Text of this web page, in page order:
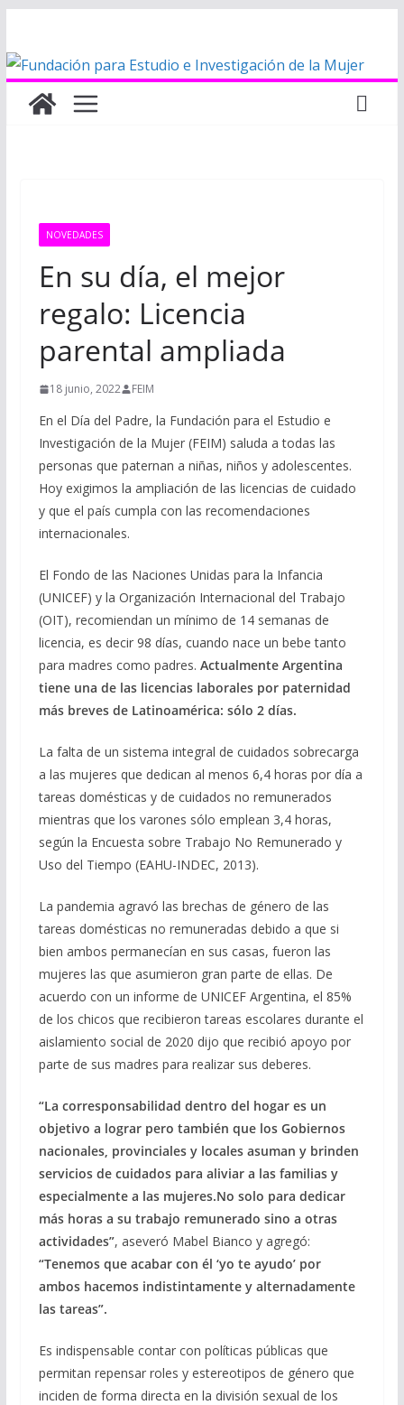
contenido
NOVEDADES
En su día, el mejor
regalo: Licencia
parental ampliada
18 junio, 2022 FEIM
En el Día del Padre, la Fundación para el Estudio e
Investigación de la Mujer (FEIM) saluda a todas las
personas que paternan a niñas, niños y adolescentes.
Hoy exigimos la ampliación de las licencias de cuidado
y que el país cumpla con las recomendaciones
internacionales.
El Fondo de las Naciones Unidas para la Infancia
(UNICEF) y la Organización Internacional del Trabajo
(OIT), recomiendan un mínimo de 14 semanas de
licencia, es decir 98 días, cuando nace un bebe tanto
para madres como padres. Actualmente Argentina
tiene una de las licencias laborales por paternidad
más breves de Latinoamérica: sólo 2 días.
La falta de un sistema integral de cuidados sobrecarga
a las mujeres que dedican al menos 6,4 horas por día a
tareas domésticas y de cuidados no remunerados
mientras que los varones sólo emplean 3,4 horas,
según la Encuesta sobre Trabajo No Remunerado y
Uso del Tiempo (EAHU-INDEC, 2013).
La pandemia agravó las brechas de género de las
tareas domésticas no remuneradas debido a que si
bien ambos permanecían en sus casas, fueron las
mujeres las que asumieron gran parte de ellas. De
acuerdo con un informe de UNICEF Argentina, el 85%
de los chicos que recibieron tareas escolares durante el
aislamiento social de 2020 dijo que recibió apoyo por
parte de sus madres para realizar sus deberes.
“La corresponsabilidad dentro del hogar es un
objetivo a lograr pero también que los Gobiernos
nacionales, provinciales y locales asuman y brinden
servicios de cuidados para aliviar a las familias y
especialmente a las mujeres.No solo para dedicar
más horas a su trabajo remunerado sino a otras
actividades”, aseveró Mabel Bianco y agregó:
“Tenemos que acabar con él ‘yo te ayudo’ por
ambos hacemos indistintamente y alternadamente
las tareas”.
Es indispensable contar con políticas públicas que
permitan repensar roles y estereotipos de género que
inciden de forma directa en la división sexual de los